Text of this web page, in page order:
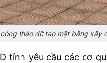
tháo dỡ tạo mặt bằng xây
tỉnh yêu cầu các cơ